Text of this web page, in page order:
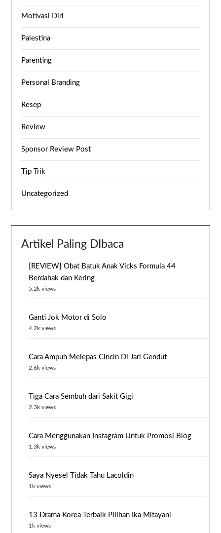
Motivasi Diri
Palestina
Parenting
Personal Branding
Resep
Review
Sponsor Review Post
Tip Trik
Uncategorized
Artikel Paling DIbaca
[REVIEW] Obat Batuk Anak Vicks Formula 44
Berdahak dan Kering
5.2k views
Ganti Jok Motor di Solo
4.2k views
Cara Ampuh Melepas Cincin Di Jari Gendut
2.6k views
Tiga Cara Sembuh dari Sakit Gigi
2.3k views
Cara Menggunakan Instagram Untuk Promosi Blog
1.3k views
Saya Nyesel Tidak Tahu Lacoldin
1k views
13 Drama Korea Terbaik Pilihan Ika Mitayani
1k views